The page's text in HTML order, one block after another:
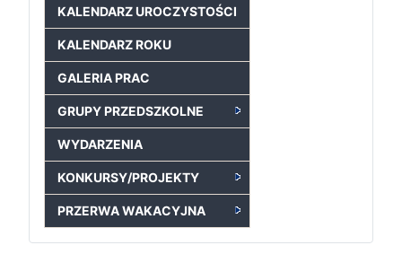
KALENDARZ UROCZYSTOŚCI
KALENDARZ ROKU
GALERIA PRAC
GRUPY PRZEDSZKOLNE
WYDARZENIA
KONKURSY/PROJEKTY
PRZERWA WAKACYJNA